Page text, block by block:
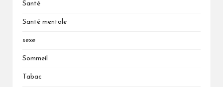
Santé
Santé mentale
sexe
Sommeil
Tabac